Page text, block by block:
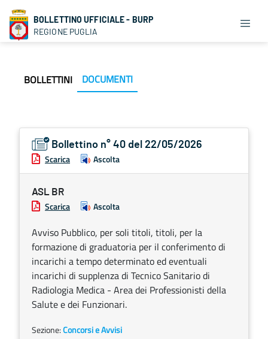
BOLLETTINO UFFICIALE - BURP
REGIONE PUGLIA
BOLLETTINI DOCUMENTI
Bollettino n° 40 del 22/05/2026
Scarica Ascolta
ASL BR
Scarica Ascolta
Avviso Pubblico, per soli titoli, titoli, per la
formazione di graduatoria per il conferimento di
incarichi a tempo determinato ed eventuali
incarichi di supplenza di Tecnico Sanitario di
Radiologia Medica - Area dei Professionisti della
Salute e dei Funzionari.
Sezione:Concorsi e Avvisi